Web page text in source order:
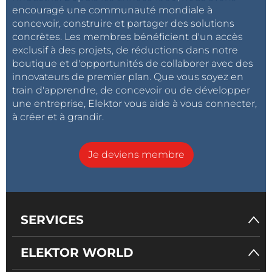
rapide, écologique et abordable
?ElektorPCB4Makers. Vous pouvez recevoir
deux prototypes de circuit imprimé en
seulement trois jours ouvrables !
encouragé une communauté mondiale à
concevoir, construire et partager des solutions
concrètes. Les membres bénéficient d'un accès
exclusif à des projets, de réductions dans notre
boutique et d'opportunités de collaborer avec des
innovateurs de premier plan. Que vous soyez en
train d'apprendre, de concevoir ou de développer
une entreprise, Elektor vous aide à vous connecter,
à créer et à grandir.
Je deviens membre
SERVICES
ELEKTOR WORLD